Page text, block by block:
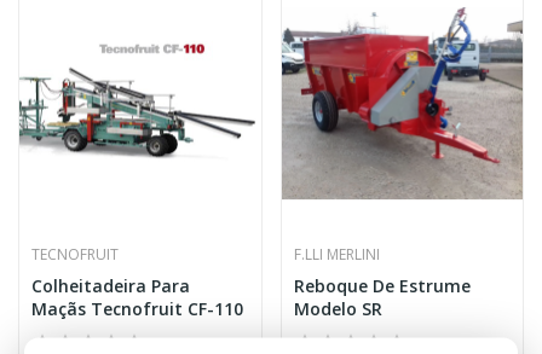
TECNOFRUIT
Colheitadeira Para
Maçãs Tecnofruit CF-110
F.LLI MERLINI
Reboque De Estrume
Modelo SR